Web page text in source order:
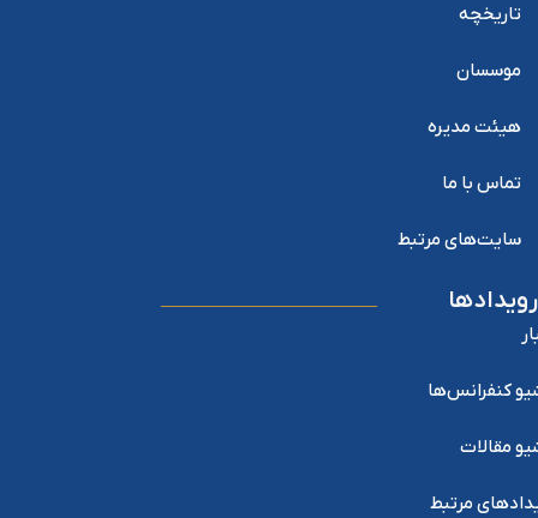
تاریخچه
موسسان
هیئت مدیره
تماس با ما
سایت‌های مرتبط
رویدادها
کنفرانس‌ها
مقالات
مرتبط